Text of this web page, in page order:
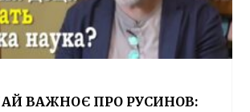
ВАЖНОЄ ПРО РУСИНОВ: